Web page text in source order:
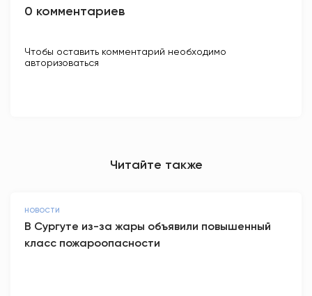
0 комментариев
Чтобы оставить комментарий необходимо
авторизоваться
Читайте также
НОВОСТИ
В Сургуте из-за жары объявили повышенный
класс пожароопасности